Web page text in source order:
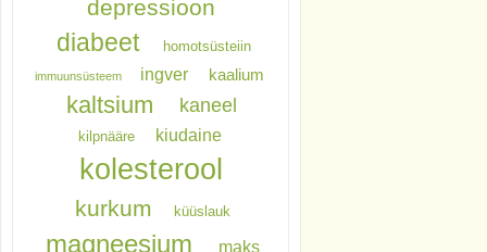
depressioon
diabeet homotsüsteiin
immuunsüsteem ingver kaalium
kaltsium kaneel
kilpnääre kiudaine
kolesterool
kurkum küüslauk
magneesium maks